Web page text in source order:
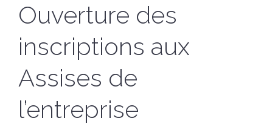
Ouverture des
inscriptions aux
Assises de
l’entreprise
SUIVEZ-NOUS SUR LES
RÉSEAUX